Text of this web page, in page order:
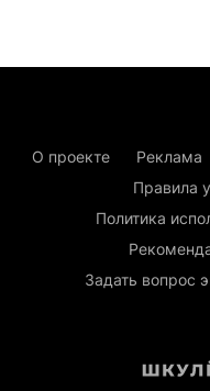
О проекте Реклама
Правила
Политика
Задать вопрос